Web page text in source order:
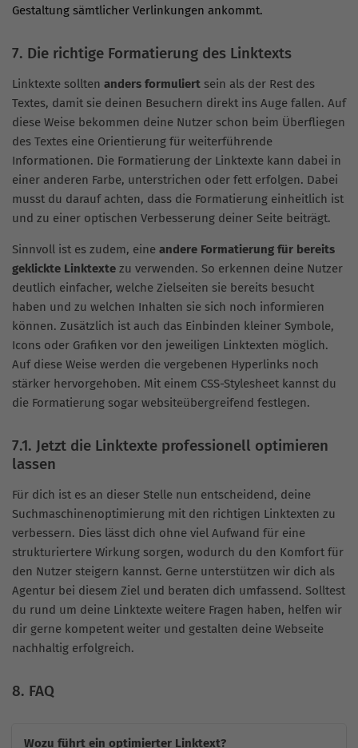
Gestaltung sämtlicher Verlinkungen ankommt.
7. Die richtige Formatierung des Linktexts
Linktexte sollten anders formuliert sein als der Rest des
Textes, damit sie deinen Besuchern direkt ins Auge fallen. Auf
diese Weise bekommen deine Nutzer schon beim Überfliegen
des Textes eine Orientierung für weiterführende
Informationen. Die Formatierung der Linktexte kann dabei in
einer anderen Farbe, unterstrichen oder fett erfolgen. Dabei
musst du darauf achten, dass die Formatierung einheitlich ist
und zu einer optischen Verbesserung deiner Seite beiträgt.
Sinnvoll ist es zudem, eine andere Formatierung für bereits
geklickte Linktexte zu verwenden. So erkennen deine Nutzer
deutlich einfacher, welche Zielseiten sie bereits besucht
haben und zu welchen Inhalten sie sich noch informieren
können. Zusätzlich ist auch das Einbinden kleiner Symbole,
Icons oder Grafiken vor den jeweiligen Linktexten möglich.
Auf diese Weise werden die vergebenen Hyperlinks noch
stärker hervorgehoben. Mit einem CSS-Stylesheet kannst du
die Formatierung sogar websiteübergreifend festlegen.
7.1. Jetzt die Linktexte professionell optimieren
lassen
Für dich ist es an dieser Stelle nun entscheidend, deine
Suchmaschinenoptimierung mit den richtigen Linktexten zu
verbessern. Dies lässt dich ohne viel Aufwand für eine
strukturiertere Wirkung sorgen, wodurch du den Komfort für
den Nutzer steigern kannst. Gerne unterstützen wir dich als
Agentur bei diesem Ziel und beraten dich umfassend. Solltest
du rund um deine Linktexte weitere Fragen haben, helfen wir
dir gerne kompetent weiter und gestalten deine Webseite
nachhaltig erfolgreich.
8. FAQ
Wozu führt ein optimierter Linktext?